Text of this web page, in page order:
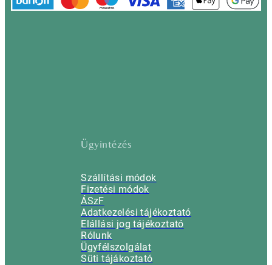
Ügyintézés
Szállítási módok
Fizetési módok
ÁSzF
Adatkezelési tájékoztató
Elállási jog tájékoztató
Rólunk
Ügyfélszolgálat
Süti tájákoztató